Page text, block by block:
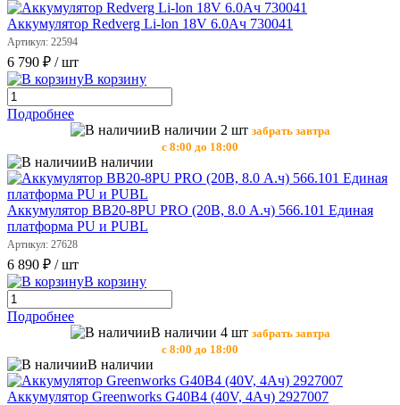
Аккумулятор Redverg Li-lon 18V 6.0Ач 730041
Артикул: 22594
6 790 ₽ / шт
В корзину
Подробнее
В наличии 2 шт забрать завтра
с 8:00 до 18:00
В наличии
Аккумулятор BB20-8PU PRO (20В, 8.0 А.ч) 566.101 Единая
платформа PU и PUBL
Артикул: 27628
6 890 ₽ / шт
В корзину
Подробнее
В наличии 4 шт забрать завтра
с 8:00 до 18:00
В наличии
Аккумулятор Greenworks G40B4 (40V, 4Aч) 2927007